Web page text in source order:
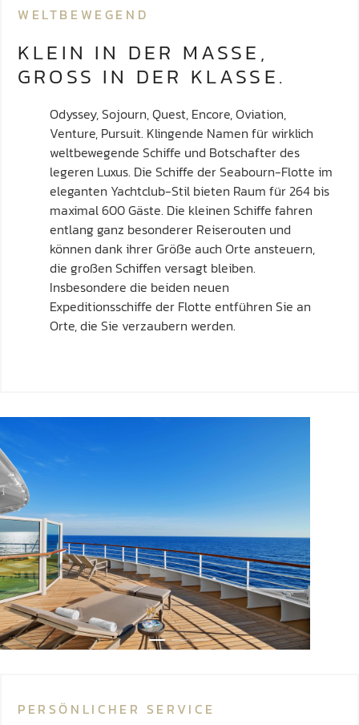
WELTBEWEGEND
KLEIN IN DER MASSE,
GROSS IN DER KLASSE.
Odyssey, Sojourn, Quest, Encore, Oviation,
Venture, Pursuit. Klingende Namen für wirklich
weltbewegende Schiffe und Botschafter des
legeren Luxus. Die Schiffe der Seabourn-Flotte im
eleganten Yachtclub-Stil bieten Raum für 264 bis
maximal 600 Gäste. Die kleinen Schiffe fahren
entlang ganz besonderer Reiserouten und
können dank ihrer Größe auch Orte ansteuern,
die großen Schiffen versagt bleiben.
Insbesondere die beiden neuen
Expeditionsschiffe der Flotte entführen Sie an
Orte, die Sie verzaubern werden.
PERSÖNLICHER SERVICE